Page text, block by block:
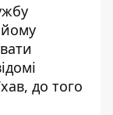
до того